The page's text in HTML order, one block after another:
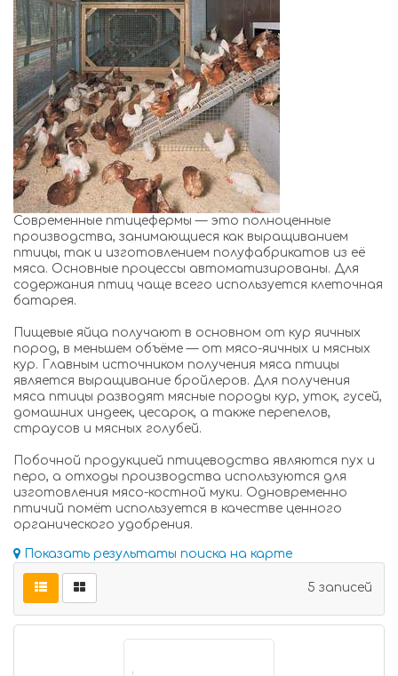
Современные птицефермы — это полноценные
производства, занимающиеся как выращиванием
птицы, так и изготовлением полуфабрикатов из её
мяса. Основные процессы автоматизированы. Для
содержания птиц чаще всего используется клеточная
батарея.
Пищевые яйца получают в основном от кур яичных
пород, в меньшем объёме — от мясо-яичных и мясных
кур. Главным источником получения мяса птицы
является выращивание бройлеров. Для получения
мяса птицы разводят мясные породы кур, уток, гусей,
домашних индеек, цесарок, а также перепелов,
страусов и мясных голубей.
Побочной продукцией птицеводства являются пух и
перо, а отходы производства используются для
изготовления мясо-костной муки. Одновременно
птичий помёт используется в качестве ценного
органического удобрения.
Показать результаты поиска на карте
5 записей